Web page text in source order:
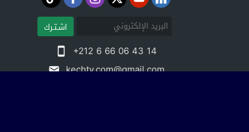
اشـتـرك
+212 6 66 06 43 14
kechtv.com@gmail.com